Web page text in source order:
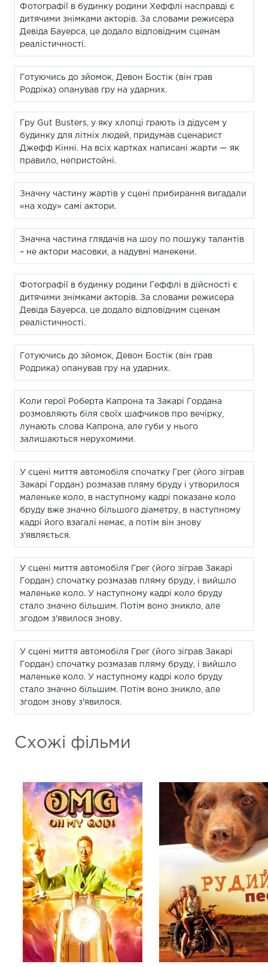
Фотографії в будинку родини Хеффлі насправді є
дитячими знімками акторів. За словами режисера
Девіда Бауерса, це додало відповідним сценам
реалістичності.
Готуючись до зйомок, Девон Бостік (він грав
Родріка) опанував гру на ударних.
Гру Gut Busters, у яку хлопці грають із дідусем у
будинку для літніх людей, придумав сценарист
Джефф Кінні. На всіх картках написані жарти — як
правило, непристойні.
Значну частину жартів у сцені прибирання вигадали
«на ходу» самі актори.
Значна частина глядачів на шоу по пошуку талантів
– не актори масовки, а надувні манекени.
Фотографії в будинку родини Геффлі в дійсності є
дитячими знімками акторів. За словами режисера
Девіда Бауерса, це додало відповідним сценам
реалістичності.
Готуючись до зйомок, Девон Бостік (він грав
Родрика) опанував гру на ударних.
Коли герої Роберта Капрона та Закарі Гордана
розмовляють біля своїх шафчиков про вечірку,
лунають слова Капрона, але губи у нього
залишаються нерухомими.
У сцені миття автомобіля спочатку Грег (його зіграв
Закарі Гордан) розмазав пляму бруду і утворилося
маленьке коло, в наступному кадрі показане коло
бруду вже значно більшого діаметру, в наступному
кадрі його взагалі немає, а потім він знову
з'являється.
У сцені миття автомобіля Грег (його зіграв Закарі
Гордан) спочатку розмазав пляму бруду, і вийшло
маленьке коло. У наступному кадрі коло бруду
стало значно більшим. Потім воно зникло, але
згодом з'явилося знову.
У сцені миття автомобіля Грег (його зіграв Закарі
Гордан) спочатку розмазав пляму бруду, і вийшло
маленьке коло. У наступному кадрі коло бруду
стало значно більшим. Потім воно зникло, але
згодом знову з'явилося.
Схожі фільми